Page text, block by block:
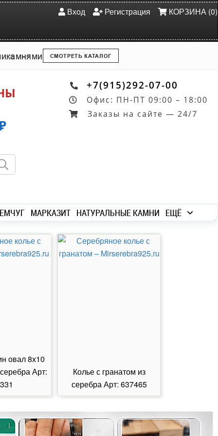
Вход Регистрация КОРЗИНА (0)
камнями СМОТРЕТЬ КАТАЛОГ
+7(915)292-07-00
Офис: ПН-ПТ 09:00 – 18:00
Заказы на сайте — 24/7
МАРКАЗИТ НАТУРАЛЬНЫЕ КАМНИ ЕЩЁ
овал 8х10
Арт:
Колье с гранатом из
серебра Арт: 637465